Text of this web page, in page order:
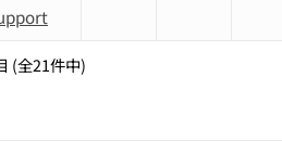
(全21件中)